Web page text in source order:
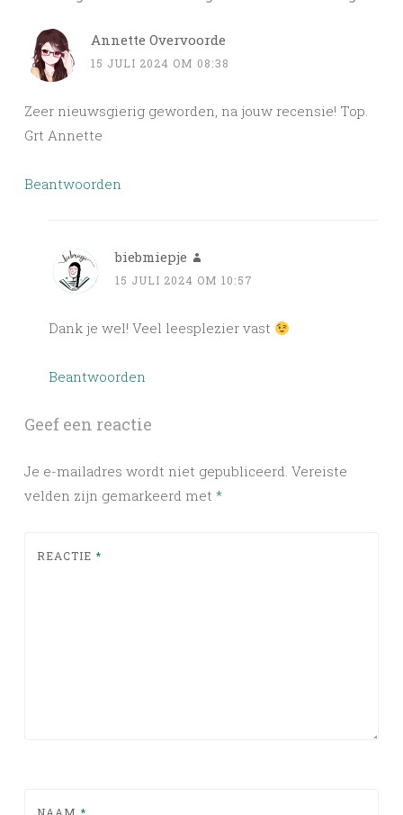
Annette Overvoorde
15 JULI 2024 OM 08:38
Zeer nieuwsgierig geworden, na jouw recensie! Top.
Grt Annette
Beantwoorden
biebmiepje
15 JULI 2024 OM 10:57
Dank je wel! Veel leesplezier vast
Beantwoorden
Geef een reactie
Je e-mailadres wordt niet gepubliceerd. Vereiste
velden zijn gemarkeerd met *
REACTIE *